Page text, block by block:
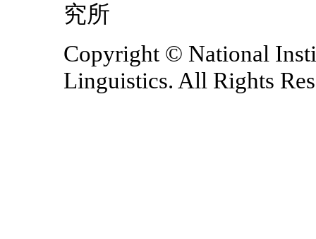
究所
Copyright © National
Linguistics. All Rights